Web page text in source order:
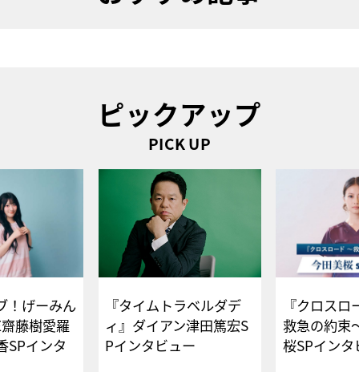
ピックアップ
PICK UP
！げーみん
藤樹愛羅
SPインタ
『タイムトラベルダデ
ィ』ダイアン津田篤宏S
Pインタビュー
『クロス
救急の約束
桜SPイ